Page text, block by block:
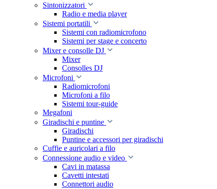
Sintonizzatori
Radio e media player
Sistemi portatili
Sistemi con radiomicrofono
Sistemi per stage e concerto
Mixer e consolle DJ
Mixer
Consolles DJ
Microfoni
Radiomicrofoni
Microfoni a filo
Sistemi tour-guide
Megafoni
Giradischi e puntine
Giradischi
Puntine e accessori per giradischi
Cuffie e auricolari a filo
Connessione audio e video
Cavi in matassa
Cavetti intestati
Connettori audio